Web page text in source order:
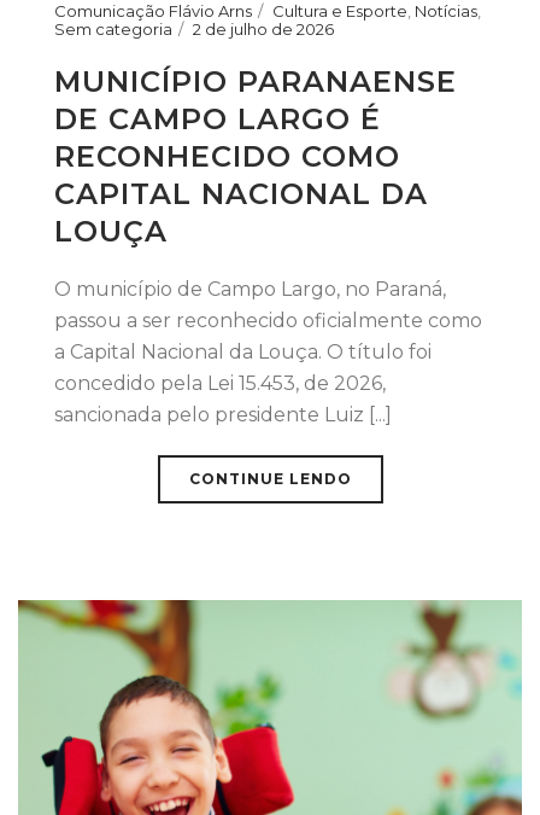
Comunicação Flávio Arns Cultura e Esporte, Notícias,
Sem categoria
2 de julho de 2026
MUNICÍPIO PARANAENSE
DE CAMPO LARGO É
RECONHECIDO COMO
CAPITAL NACIONAL DA
LOUÇA
O município de Campo Largo, no Paraná,
passou a ser reconhecido oficialmente como
a Capital Nacional da Louça. O título foi
concedido pela Lei 15.453, de 2026,
sancionada pelo presidente Luiz [...]
CONTINUE LENDO